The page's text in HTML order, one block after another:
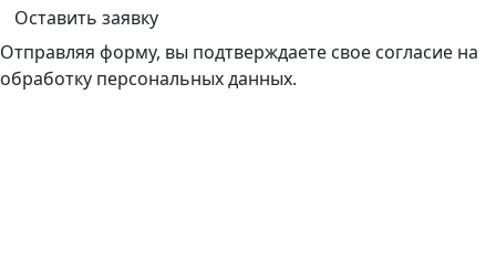
Оставить заявку
Отправляя форму, вы подтверждаете свое согласие на
обработку персональных данных.